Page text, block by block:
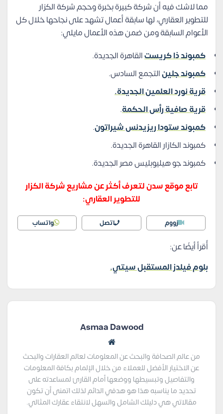
مما لاشك فيه أن شركة كبيرة بخبرة وحجم شركة الكزار
للتطوير العقاري، لها سابقة أعمال تشهد على نجاحها خلال كل
الأعوام السابقة ومن ضمن هذه الأعمال مايلي:
كمبوند ذا كريستالقاهرة الجديدة.
كمبوند جلينالتجمع السادس.
قرية نورد العلمين الجديدة.
قرية صافية رأس الحكمة.
كمبوند ستودا ريزيدنس شيراتون.
كمبوند الكازار القاهرة الجديدة.
كمبوند جو هيليوبليس مصر الجديدة.
تابع موقع سدن لتعرف أكثر عن مشاريع شركة الكزار
للتطوير العقاري:
زووم اتصل واتساب
أٌقرأ أيضًا عن:
بلوم فيلدز المستقبل سيتي.
Asmaa Dawood
من عالم الصحافة والبحث عن المعلومات لعالم العقارات والبحث
عن الاختيار الأفضل للعملاء من خلال الإلمام بكافة المعلومات
والتفاصيل وتبسيطها ووضعها أمام القارئ لمساعدته على
تحديد ما يناسبه هذا هو هدفي الدائم لذلك اتمنى أن تكون
مقالاتي هي دليلك الشامل والسهل لانتقاء عقارك المثالي.